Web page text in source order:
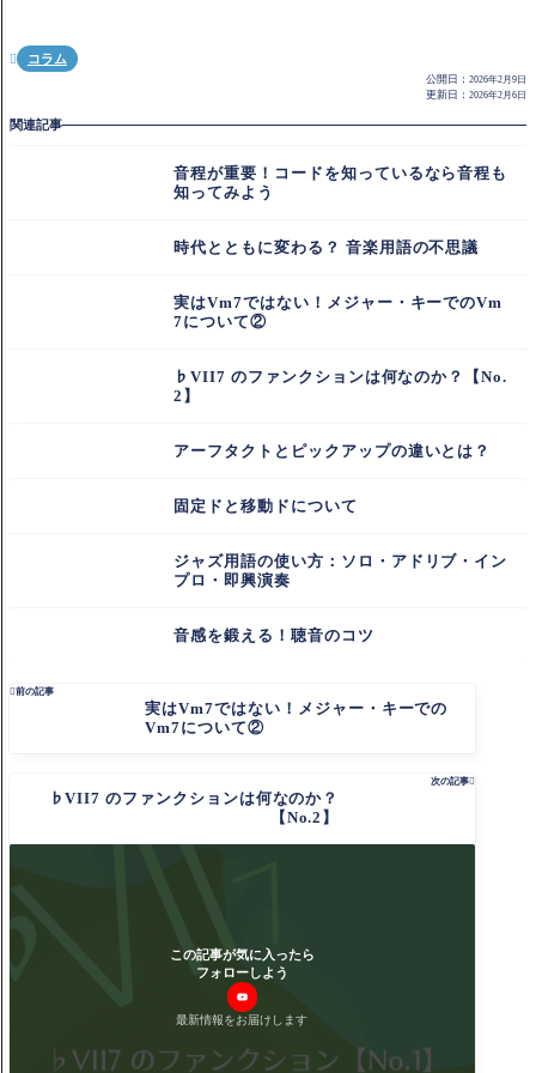
 コラム
公開日： 2026年2月9日
更新日： 2026年2月6日
関連記事
音程が重要！コードを知っているなら音程も
知ってみよう
時代とともに変わる？ 音楽用語の不思議
実はVm7ではない！メジャー・キーでのVm
7について②
♭VII7 のファンクションは何なのか？【No.
2】
アーフタクトとピックアップの違いとは？
固定ドと移動ドについて
ジャズ用語の使い方：ソロ・アドリブ・イン
プロ・即興演奏
音感を鍛える！聴音のコツ
前の記事
実はVm7ではない！メジャー・キーでの
Vm7について②
次の記事
♭VII7 のファンクションは何なのか？
【No.2】
この記事が気に入ったら
フォローしよう
最新情報をお届けします